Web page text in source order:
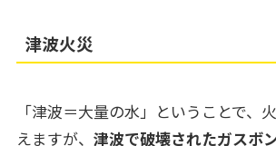
津波火災
「津波＝大量の水」ということで、
えますが、 津波で破壊されたガスボ